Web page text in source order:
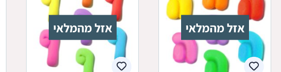
אזל מהמלאי אזל מהמלאי